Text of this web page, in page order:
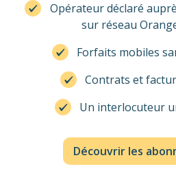
Opérateur déclaré
sur réseau
Forfaits mobiles
Contrats et
Un interlocuteur
Découvrir les